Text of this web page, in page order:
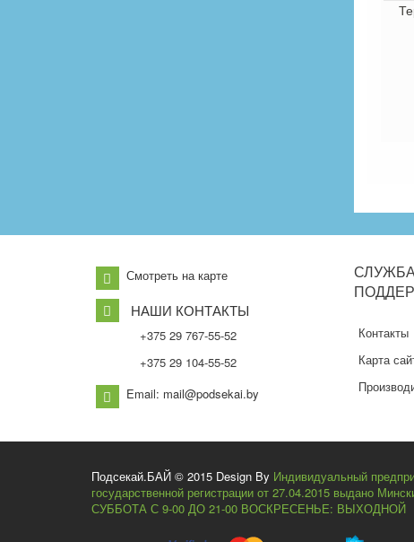
Смотреть на карте
НАШИ КОНТАКТЫ
+375 29 767-55-52
+375 29 104-55-52
Email: mail@podsekai.by
СЛУЖБА
Контакты
Карта
Подсекай.БАЙ © 2015 Design By Индивидуальный
государственной регистрации от 27.04.2015 выдано
СУББОТА С 9-00 ДО 21-00 ВОСКРЕСЕНЬЕ: ВЫХОДНОЙ